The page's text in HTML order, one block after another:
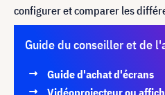
configurer et comparer les
Guide du conseiller et de
Guide d'achat d'écrans
Vidéoprojecteur ou